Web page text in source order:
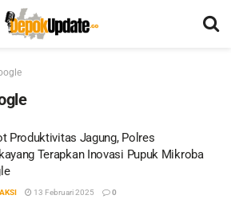
Produktivitas Jagung, Polres
Terapkan Inovasi Pupuk Mikroba
13 Februari 2025 0